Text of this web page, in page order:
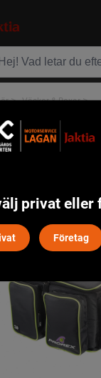
> Väskor & Boxar>
privat eller
Företag